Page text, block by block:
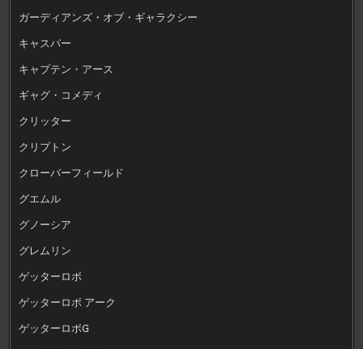
ガーディアンズ・オブ・ギャラクシー
キャスパー
キャプテン・アース
ギャグ・コメディ
クリッター
クリプトン
クローバーフィールド
グエムル
グノーシア
グレムリン
ゲッターロボ
ゲッターロボ アーク
ゲッターロボG